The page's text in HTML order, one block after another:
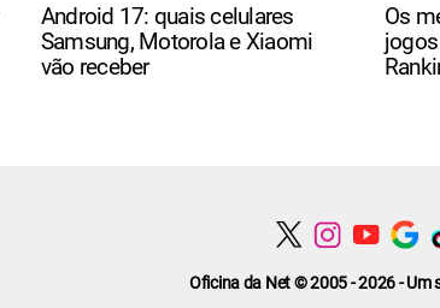
Android 17: quais celulares
Samsung, Motorola e Xiaomi
vão receber
Os
Oficina da Net © 2005 - 2026 - Um